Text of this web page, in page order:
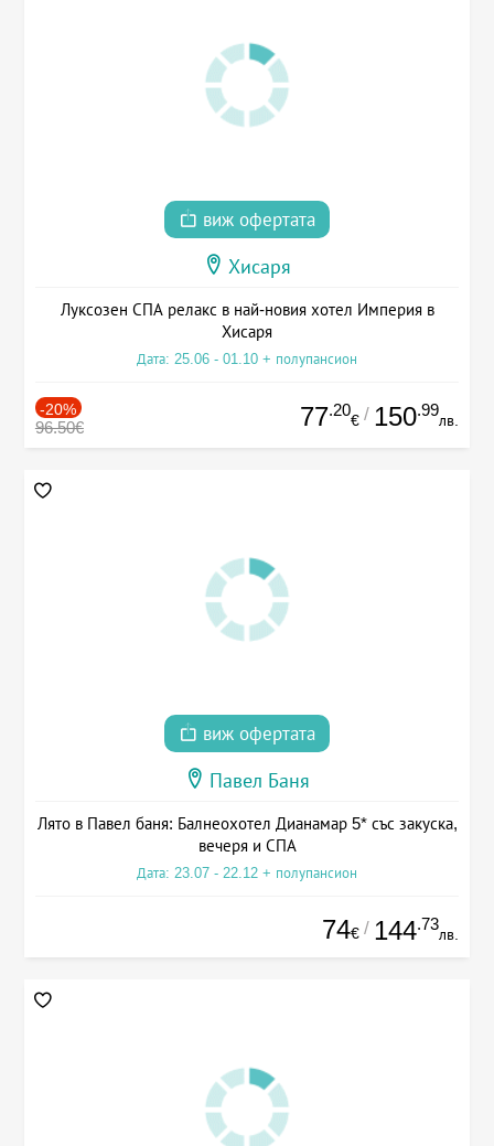
виж офертата
Хисаря
Луксозен СПА релакс в най-новия хотел Империя в
Хисаря
Дата: 25.06 - 01.10 + полупансион
-20%
96.50€ 77.20
€ / 150.99
лв.
виж офертата
Павел Баня
Лято в Павел баня: Балнеохотел Дианамар 5* със закуска,
вечеря и СПА
Дата: 23.07 - 22.12 + полупансион
74€ / 144.73
лв.